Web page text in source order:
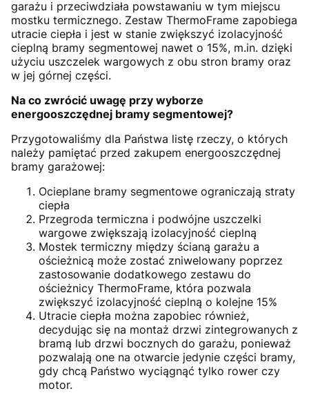
garażu i przeciwdziała powstawaniu w tym miejscu
mostku termicznego. Zestaw ThermoFrame zapobiega
utracie ciepła i jest w stanie zwiększyć izolacyjność
cieplną bramy segmentowej nawet o 15%, m.in. dzięki
użyciu uszczelek wargowych z obu stron bramy oraz
w jej górnej części.
Na co zwrócić uwagę przy wyborze
energooszczędnej bramy segmentowej?
Przygotowaliśmy dla Państwa listę rzeczy, o których
należy pamiętać przed zakupem energooszczędnej
bramy garażowej:
Ocieplane bramy segmentowe ograniczają straty
ciepła
Przegroda termiczna i podwójne uszczelki
wargowe zwiększają izolacyjność cieplną
Mostek termiczny między ścianą garażu a
ościeżnicą może zostać zniwelowany poprzez
zastosowanie dodatkowego zestawu do
ościeżnicy ThermoFrame, która pozwala
zwiększyć izolacyjność cieplną o kolejne 15%
Utracie ciepła można zapobiec również,
decydując się na montaż drzwi zintegrowanych z
bramą lub drzwi bocznych do garażu, ponieważ
pozwalają one na otwarcie jedynie części bramy,
gdy chcą Państwo wyciągnąć tylko rower czy
motor.